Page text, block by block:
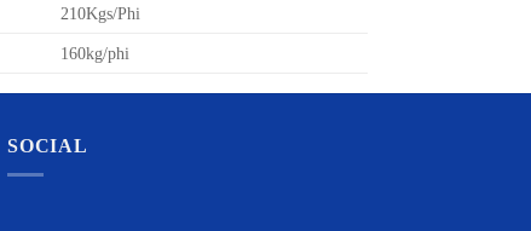
210Kgs/Phi
160kg/phi
SOCIAL